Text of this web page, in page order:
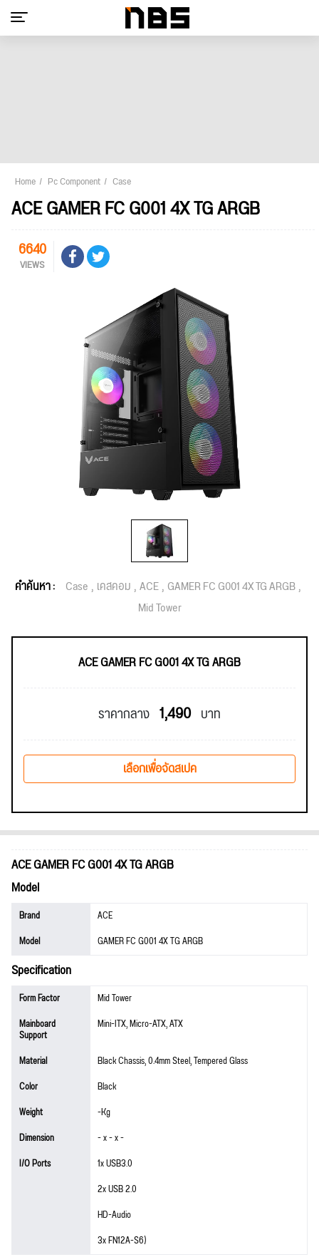
Home Pc Component Case
ACE GAMER FC G001 4X TG ARGB
6640
VIEWS
คำค้นหา : Case เคสคอม ACE GAMER FC G001 4X TG ARGB
Mid Tower
ACE GAMER FC G001 4X TG ARGB
ราคากลาง 1,490 บาท
เลือกเพื่อจัดสเปค
ACE GAMER FC G001 4X TG ARGB
Model
Brand
ACE
Model
GAMER FC G001 4X TG ARGB
Specification
Form Factor
Mid Tower
Mainboard
Support
Mini-ITX, Micro-ATX, ATX
Material
Black Chassis, 0.4mm Steel, Tempered Glass
Color
Black
Weight
-Kg
Dimension
- x - x -
I/O Ports
1x USB3.0
2x USB 2.0
HD-Audio
3x FN12A-S6)